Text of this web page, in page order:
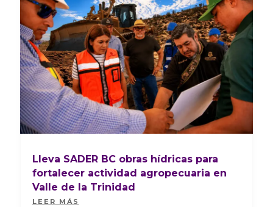
Lleva SADER BC obras hídricas para
fortalecer actividad agropecuaria en
Valle de la Trinidad
LEER MÁS